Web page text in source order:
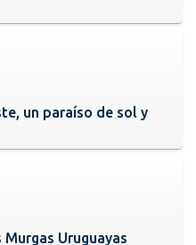
un paraíso de sol y
Uruguayas